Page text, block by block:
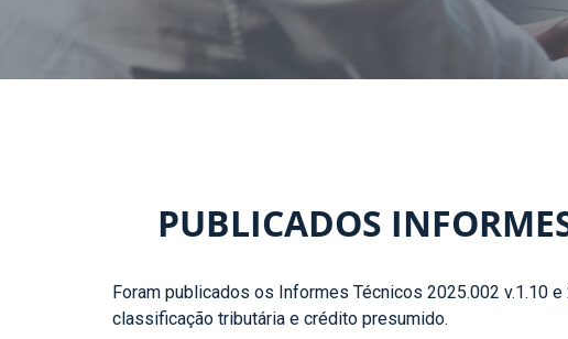
PUBLICADOS
Foram publicados os Informes Técnicos 2025.002 v.1.10
classificação tributária e crédito presumido.